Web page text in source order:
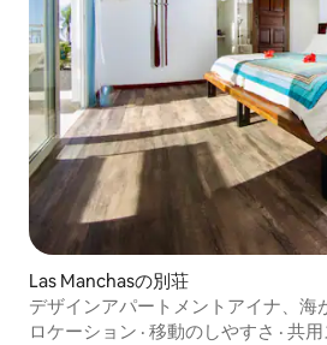
Las Manchasの別荘
デザインアパートメントアイナ、海
ロケーション · 移動のしやすさ · 共用